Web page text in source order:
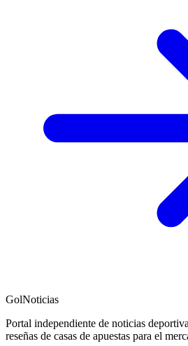
GolNoticias
Portal independiente de noticias
reseñas de casas de apuestas para el